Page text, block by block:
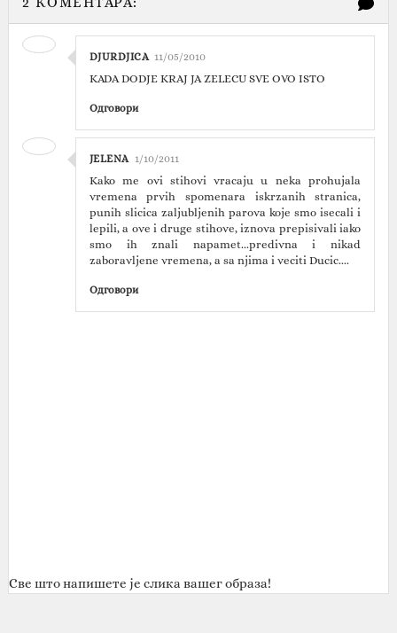
DJURDJICA 11/05/2010
KADA DODJE KRAJ JA ZELECU SVE OVO ISTO
Одговори
JELENA 1/10/2011
Kako me ovi stihovi vracaju u neka prohujala
vremena prvih spomenara iskrzanih stranica,
punih slicica zaljubljenih parova koje smo isecali i
lepili, a ove i druge stihove, iznova prepisivali iako
smo ih znali napamet...predivna i nikad
zaboravljene vremena, a sa njima i veciti Ducic....
Одговори
Све што напишете је слика вашег образа!